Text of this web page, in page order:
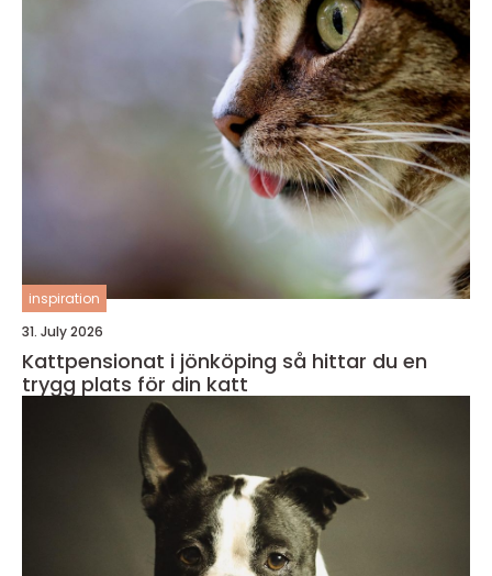
inspiration
31. July 2026
Kattpensionat i jönköping så hittar du en
trygg plats för din katt